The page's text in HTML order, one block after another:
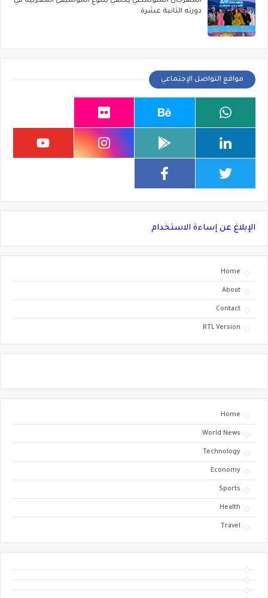
دورته الثانية عشرة
مواقع التواصل الإجتماعي
الإبلاغ عن إساءة الاستخدام
Home
About
Contact
RTL Version
Home
World News
Technology
Economy
Sports
Health
Travel